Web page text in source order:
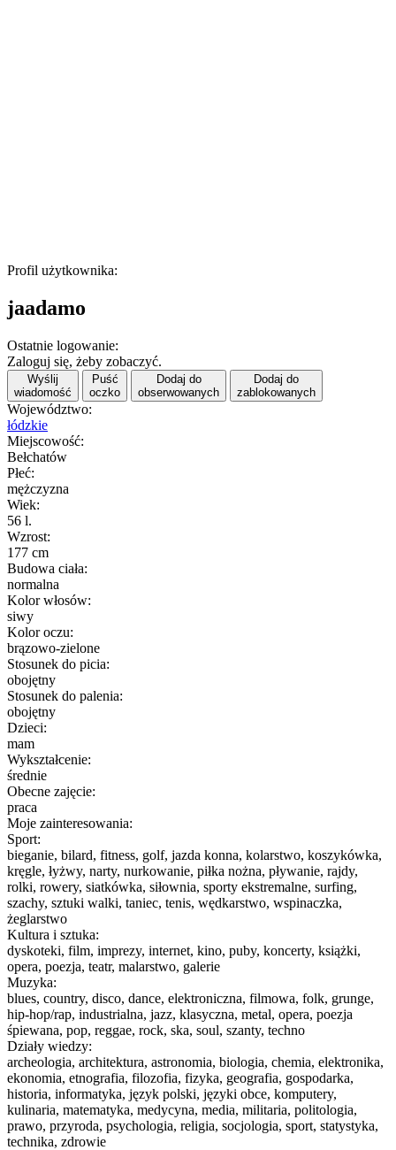
Profil użytkownika:
jaadamo
Ostatnie logowanie:
Zaloguj się, żeby zobaczyć.
Wyślij
wiadomość
Puść
oczko
Dodaj do
obserwowanych
Dodaj do
zablokowanych
Województwo:
łódzkie
Miejscowość:
Bełchatów
Płeć:
mężczyzna
Wiek:
56 l.
Wzrost:
177 cm
Budowa ciała:
normalna
Kolor włosów:
siwy
Kolor oczu:
brązowo-zielone
Stosunek do picia:
obojętny
Stosunek do palenia:
obojętny
Dzieci:
mam
Wykształcenie:
średnie
Obecne zajęcie:
praca
Moje zainteresowania:
Sport:
bieganie, bilard, fitness, golf, jazda konna, kolarstwo, koszykówka,
kręgle, łyżwy, narty, nurkowanie, piłka nożna, pływanie, rajdy,
rolki, rowery, siatkówka, siłownia, sporty ekstremalne, surfing,
szachy, sztuki walki, taniec, tenis, wędkarstwo, wspinaczka,
żeglarstwo
Kultura i sztuka:
dyskoteki, film, imprezy, internet, kino, puby, koncerty, książki,
opera, poezja, teatr, malarstwo, galerie
Muzyka:
blues, country, disco, dance, elektroniczna, filmowa, folk, grunge,
hip-hop/rap, industrialna, jazz, klasyczna, metal, opera, poezja
śpiewana, pop, reggae, rock, ska, soul, szanty, techno
Działy wiedzy:
archeologia, architektura, astronomia, biologia, chemia, elektronika,
ekonomia, etnografia, filozofia, fizyka, geografia, gospodarka,
historia, informatyka, język polski, języki obce, komputery,
kulinaria, matematyka, medycyna, media, militaria, politologia,
prawo, przyroda, psychologia, religia, socjologia, sport, statystyka,
technika, zdrowie